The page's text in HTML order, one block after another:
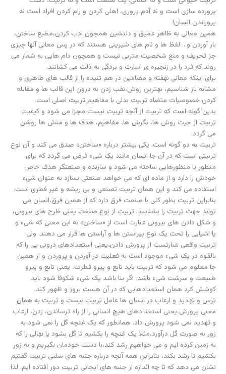
پرورده سازی است و نه آدم پروری، اهلی کردن و رام کردن افراد است نه
پروراندن انسان!
همین معانی به ظاهر عمیق و دلنشین همچون ادب کردن،مطیع ساختن،
بار آوردن و… لفظ ها و نام های شیرینی هستند که در پس معانی آنها چیزی
جز تحریف و منع شخصیت متربی نیست و همچون دام هایی به شمار می
روند که فرد را در زنجیره ی اسارت و بردگی به ذلت می کشانند.
برای اینکه معانی نهفته و مضامین در هم تنیده را از قالب های ظاهری و
مشابه باز شناسیم، بهترین روش،نقب زدن به درون این قالب ها و مقابله
کردن خصوصیات متضاد تربیت بدلی با مفاهیم تربیت اصلی است.
بدین گونه است که تربیت از آنچه تربیت نیست مجزا می شود و کیفیت
تربیت از حیث روش ها، نگرش ها، مفاهیم، هدف ها و منش ها روشن
می گردد.
تربیت به دو گونه است. یکی بیشتر درباره «ساختن» صدق می کند و آن نوع
تربیتی است که در آن جا انسان مانند یک شیء فرض می گردد که برای
منظور یا منظورهایی ساخته می شود و سازنده و صنعتگر هدف خاص
خودش را دارد و از ماده ای که می خواهد صنعتی بسازد به عنوان شیء
استفاده می کند و این همان تربیت تصنعی و بی ریشه و غیر فطری است.
بنابراین تربیت بطور کلی با صنعت فرق دارد که از همین فرق،انسان می
تواند جهت تربیت را بشناسد. تربیت از نوع صنعت یعنی طرح های بیرونی،
و شکل دادن های بیرونی عبارت است از «ساختن» به این معنی که شیء و
یا اشیایی را تحت یک نوع پیراستن ها و آراستن ها قرار می دهند. ولی
تربیت واقعی عبارتست از پرورش دادن،یعنی استعدادهای درونی یی را که
بالقوه در یک شیء موجود است به فعلیت در آوردن و پروردن و از همین
جا معلوم می شود که تربیت باید تابع و پیرو فطرت، یعنی تابع و پیرو
طبیعت و سرشت شیء باشد. اگر بنا باشد یک شیء شکوفا شود باید
کوشش کرد همان استعدادهایی که در آن هست بروز و ظهور کند.
ترس و تهدید و ارعاب در انسان ها عامل تربیت نیست و تربیت به همان
معنی پرورش،یعنی استعدادهای هیچ انسانی را از راه ترساندن، زدن، ارعاب
و تهدید نمی شود پرورش داد. همانطور که یک غنچه گل را نمی شود به
زور به صورت گل درآورد،مثلا یک غنچه را بکشیم تا گل بشود یا نهالی را که
به زمین کرده ایم و می خواهیم رشد کند،با دست خودمان بگیریم و به زور
بکشیم تا رشد بکند، بنابراین همه آنچه درباره جنبه های سلبی تربیت گفتیم
نشان می دهد که تا چه اندازه از جنبه های ایجابی تربیت دور افتاده ایم. لذا